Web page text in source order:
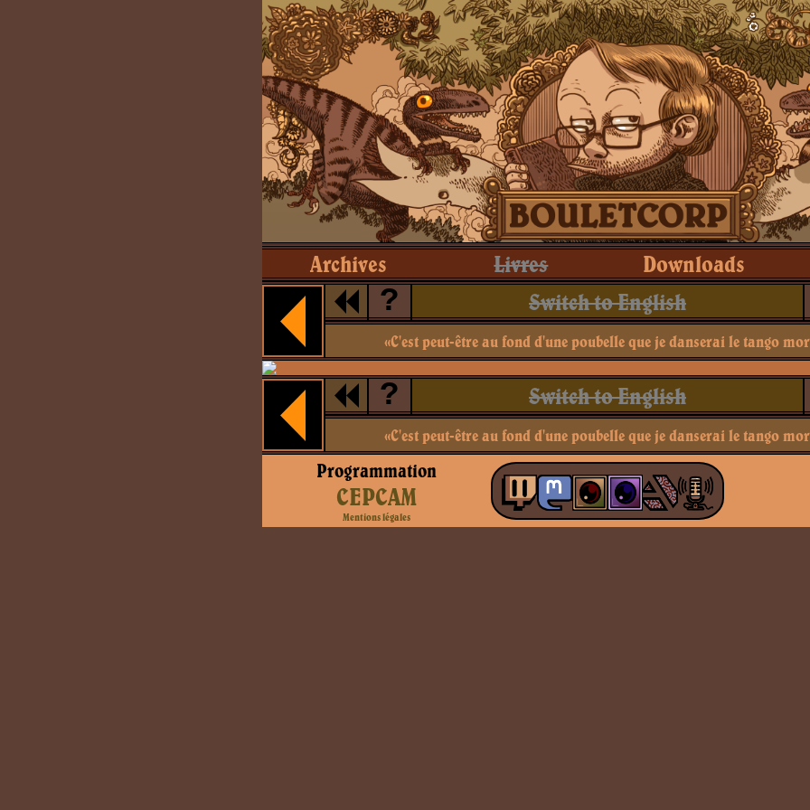
Archives Livres Downloads
? Switch to English
«C'est peut-être au fond d'une poubelle que je danserai le tango
? Switch to English
«C'est peut-être au fond d'une poubelle que je danserai le tango
Programmation
CEPCAM
Mentions légales